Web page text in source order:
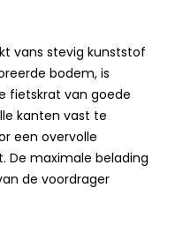
vans stevig kunststof
bodem, is
fietskrat van goede
kanten vast te
een overvolle
De maximale belading
de voordrager